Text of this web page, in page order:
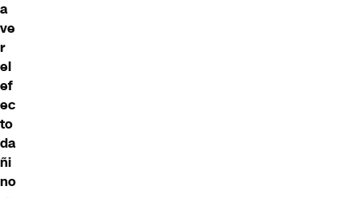
a
ve
r
el
ef
ec
to
da
ñi
no